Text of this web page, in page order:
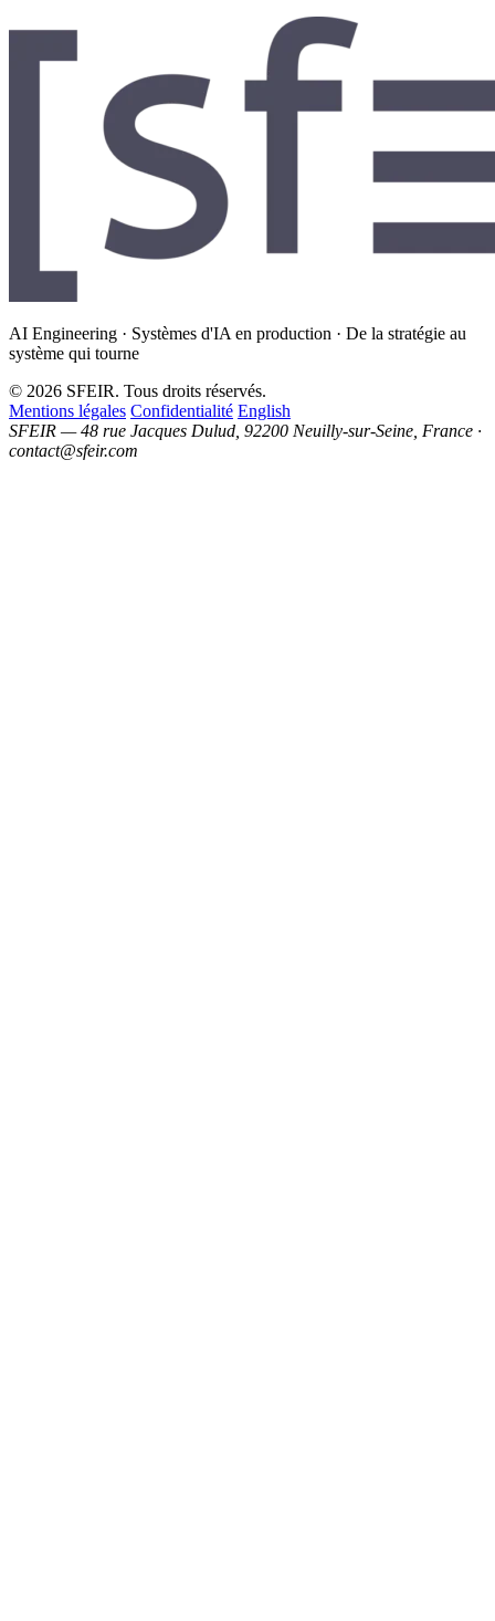
AI Engineering · Systèmes d'IA en production · De la stratégie au
système qui tourne
© 2026 SFEIR. Tous droits réservés.
Mentions légales Confidentialité English
SFEIR — 48 rue Jacques Dulud, 92200 Neuilly-sur-Seine, France ·
contact@sfeir.com